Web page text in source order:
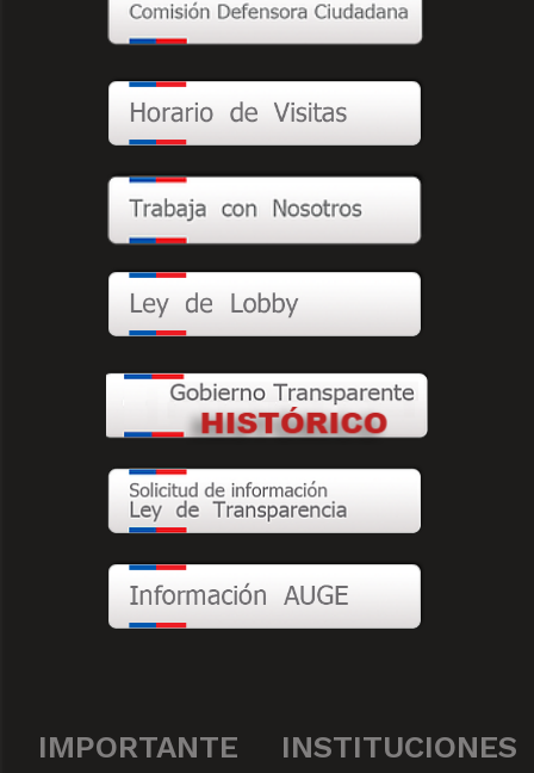
IMPORTANTE
INSTITUCIONES